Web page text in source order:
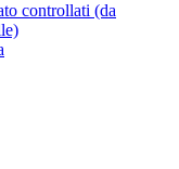
controllati (da